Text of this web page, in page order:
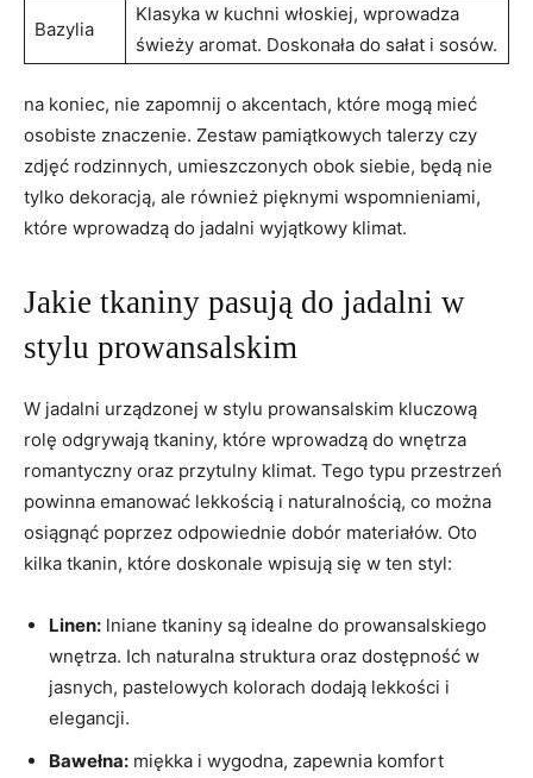
Bazylia
Klasyka w kuchni włoskiej, wprowadza
świeży aromat. Doskonała do sałat⁣ i sosów.
na ⁤koniec, nie‍ zapomnij o ⁣akcentach, które mogą mieć
osobiste ​znaczenie. ​Zestaw pamiątkowych‌ talerzy czy
zdjęć rodzinnych, umieszczonych obok siebie,⁣ będą nie
tylko dekoracją, ale również pięknymi wspomnieniami,
które wprowadzą do jadalni wyjątkowy klimat.
Jakie ⁤tkaniny ⁢pasują do ⁤jadalni w
stylu prowansalskim
W jadalni urządzonej w stylu prowansalskim kluczową
rolę odgrywają tkaniny, które wprowadzą do wnętrza
‍romantyczny oraz przytulny ‌klimat.⁢ Tego typu ⁣przestrzeń
powinna emanować⁢ lekkością i naturalnością, co można
osiągnąć poprzez odpowiednie dobór ⁢materiałów.⁤ Oto
kilka tkanin, które doskonale wpisują się w ten styl:
Linen: lniane ⁢tkaniny są idealne do prowansalskiego
wnętrza. Ich naturalna struktura oraz ‌dostępność w
‌jasnych, pastelowych ⁣kolorach dodają lekkości i
elegancji.
Bawełna: miękka⁣ i wygodna,​ zapewnia komfort